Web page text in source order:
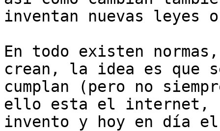
inventan nuevas leyes
En todo existen
crean, la idea es que
cumplan (pero no
ello esta el internet,
invento y hoy en día el